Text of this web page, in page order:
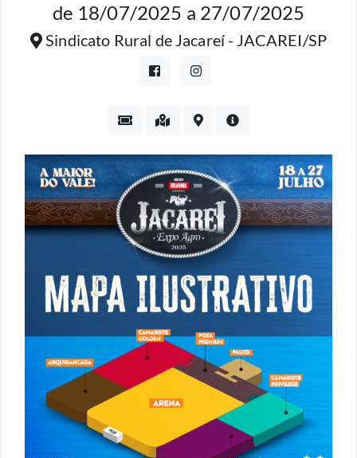
de 18/07/2025 a 27/07/2025
Sindicato Rural de Jacareí - JACAREI/SP